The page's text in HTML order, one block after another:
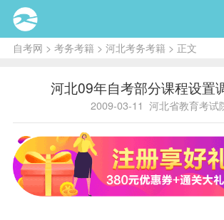
自考网 > 考务考籍 > 河北考务考籍 > 正文
河北09年自考部分课程设置
2009-03-11 河北省教育考试